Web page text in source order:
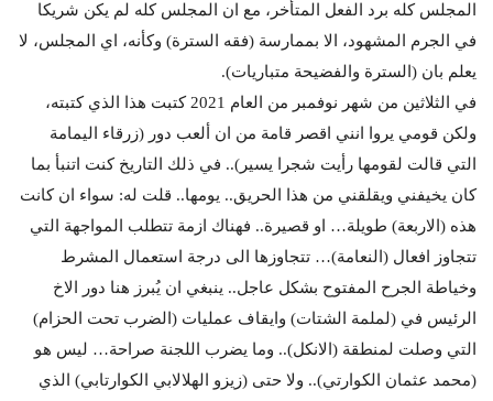
المجلس كله برد الفعل المتأخر، مع ان المجلس كله لم يكن شريكا
في الجرم المشهود، الا بممارسة (فقه السترة) وكأنه، اي المجلس، لا
يعلم بان (السترة والفضيحة متباريات).
في الثلاثين من شهر نوفمبر من العام 2021 كتبت هذا الذي كتبته،
ولكن قومي يروا انني اقصر قامة من ان ألعب دور (زرقاء اليمامة
التي قالت لقومها رأيت شجرا يسير).. في ذلك التاريخ كنت اتنبأ بما
كان يخيفني ويقلقني من هذا الحريق.. يومها.. قلت له: سواء ان كانت
هذه (الاربعة) طويلة… او قصيرة.. فهناك ازمة تتطلب المواجهة التي
تتجاوز افعال (النعامة)… تتجاوزها الى درجة استعمال المشرط
وخياطة الجرح المفتوح بشكل عاجل.. ينبغي ان يُبرز هنا دور الاخ
الرئيس في (لملمة الشتات) وايقاف عمليات (الضرب تحت الحزام)
التي وصلت لمنطقة (الانكل).. وما يضرب اللجنة صراحة… ليس هو
(محمد عثمان الكوارتي).. ولا حتى (زيزو الهلالابي الكوارتابي) الذي